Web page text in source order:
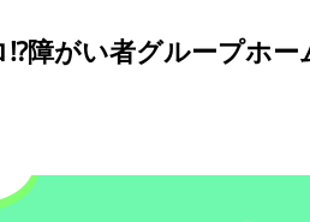
⁉障がい者グループホ